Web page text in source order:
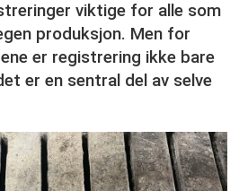
viktige for alle som
produksjon. Men for
er registrering ikke bare
er en sentral del av selve